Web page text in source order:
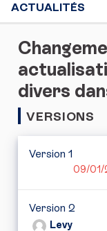
ACTUALITÉS
divers
VERSIONS
Version 1
09/01/
Version 2
Levy